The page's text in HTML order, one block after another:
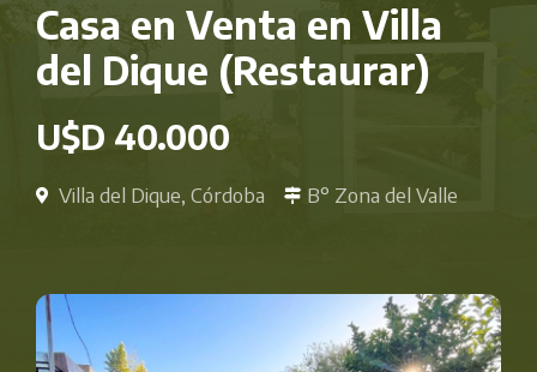
Casa en Venta en Villa
del Dique (Restaurar)
U$D 40.000
Villa del Dique, Córdoba B° Zona del Valle